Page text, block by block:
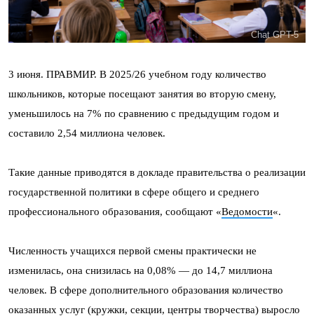
Chat GPT-5
3 июня. ПРАВМИР. В 2025/26 учебном году количество
школьников, которые посещают занятия во вторую смену,
уменьшилось на 7% по сравнению с предыдущим годом и
составило 2,54 миллиона человек.
Такие данные приводятся в докладе правительства о реализации
государственной политики в сфере общего и среднего
профессионального образования, сообщают «Ведомости«.
Численность учащихся первой смены практически не
изменилась, она снизилась на 0,08% — до 14,7 миллиона
человек. В сфере дополнительного образования количество
оказанных услуг (кружки, секции, центры творчества) выросло